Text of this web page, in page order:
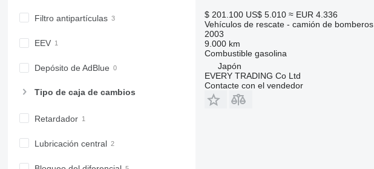
Filtro antipartículas
EEV
Depósito de AdBlue
Tipo de caja de cambios
Retardador
Lubricación central
$ 201.100 US$ 5.010 ≈ EUR 4.336
Vehículos de rescate - camión de bomberos
2003
9.000 km
Combustible gasolina
Japón
EVERY TRADING Co Ltd
Contacte con el vendedor